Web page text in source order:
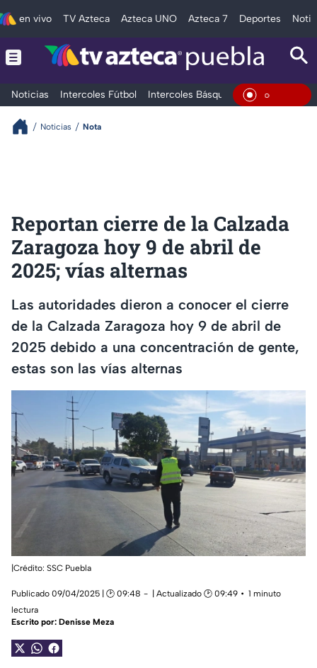
en vivo TV Azteca Azteca UNO Azteca 7 Deportes
Noticias Intercoles Fútbol Intercoles Básquetbol DeportesEn Vivo
Noticias Nota
Reportan cierre de la Calzada
Zaragoza hoy 9 de abril de
2025; vías alternas
Las autoridades dieron a conocer el cierre
de la Calzada Zaragoza hoy 9 de abril de
2025 debido a una concentración de gente,
estas son las vías alternas
|Crédito: SSC Puebla
Publicado 09/04/2025 | 🕑 09:48 | Actualizado 🕑 09:49
1 minuto
lectura
Escrito por: Denisse Meza